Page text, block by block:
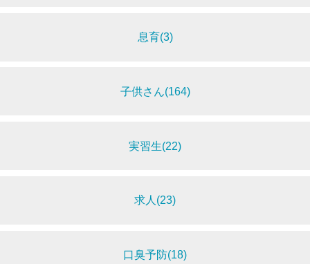
息育(3)
子供さん(164)
実習生(22)
求人(23)
口臭予防(18)